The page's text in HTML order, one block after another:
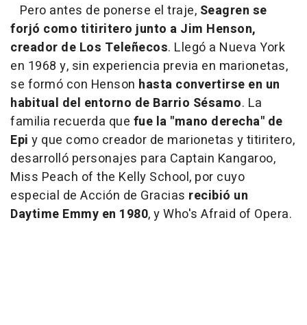
Pero antes de ponerse el traje, Seagren se
forjó como titiritero junto a Jim Henson,
creador de Los Teleñecos. Llegó a Nueva York
en 1968 y, sin experiencia previa en marionetas,
se formó con Henson hasta convertirse en un
habitual del entorno de Barrio Sésamo. La
familia recuerda que fue la "mano derecha" de
Epi y que como creador de marionetas y titiritero,
desarrolló personajes para Captain Kangaroo,
Miss Peach of the Kelly School, por cuyo
especial de Acción de Gracias recibió un
Daytime Emmy en 1980, y Who's Afraid of Opera.